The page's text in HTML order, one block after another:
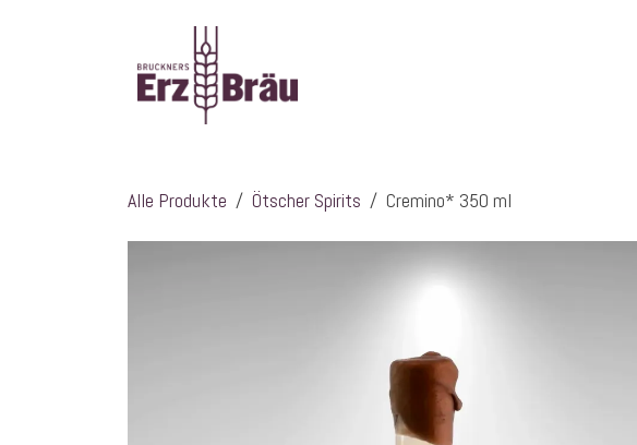
Alle Produkte Ötscher Spirits Cremino* 350 ml